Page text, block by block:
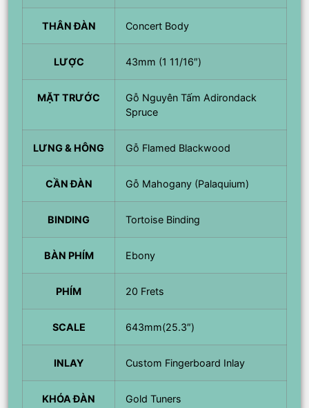
THÂN ĐÀN Concert Body
LƯỢC 43mm (1 11/16″)
MẶT TRƯỚC
Gỗ Nguyên Tấm Adirondack
Spruce
LƯNG & HÔNG Gỗ Flamed Blackwood
CẦN ĐÀN Gỗ Mahogany (Palaquium)
BINDING Tortoise Binding
BÀN PHÍM Ebony
PHÍM 20 Frets
SCALE 643mm(25.3″)
INLAY Custom Fingerboard Inlay
KHÓA ĐÀN Gold Tuners